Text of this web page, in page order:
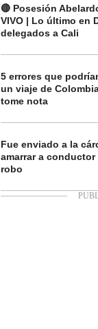
🔴 Posesión
VIVO | Lo último en
delegados a Cali
5 errores que
un viaje de
tome nota
Fue enviado a la
amarrar a
robo